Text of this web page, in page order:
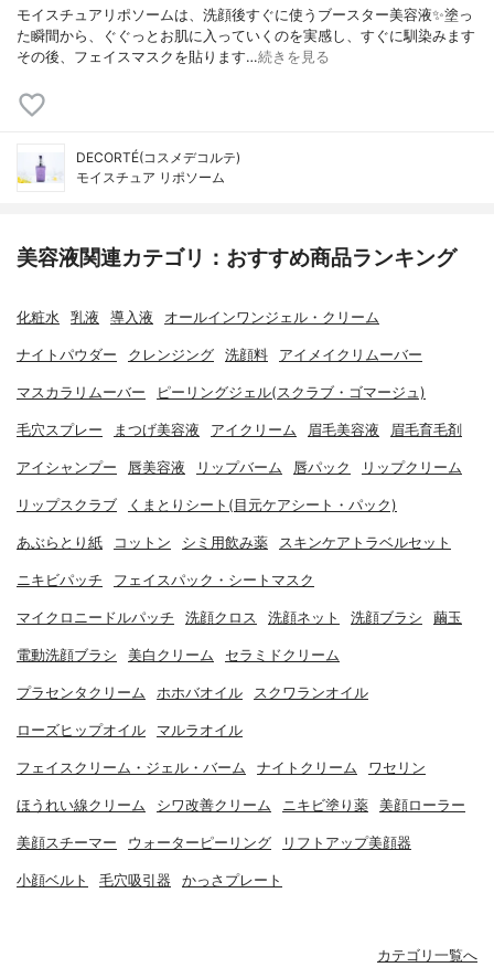
モイスチュアリポソームは、洗顔後すぐに使うブースター美容液✨塗っ
た瞬間から、ぐぐっとお肌に入っていくのを実感し、すぐに馴染みます
その後、フェイスマスクを貼ります…続きを見る
DECORTÉ(コスメデコルテ)
モイスチュア リポソーム
美容液関連カテゴリ：おすすめ商品ランキング
化粧水 乳液 導入液 オールインワンジェル・クリーム
ナイトパウダー クレンジング 洗顔料 アイメイクリムーバー
マスカラリムーバー ピーリングジェル(スクラブ・ゴマージュ)
毛穴スプレー まつげ美容液 アイクリーム 眉毛美容液 眉毛育毛剤
アイシャンプー 唇美容液 リップバーム 唇パック リップクリーム
リップスクラブ くまとりシート(目元ケアシート・パック)
あぶらとり紙 コットン シミ用飲み薬 スキンケアトラベルセット
ニキビパッチ フェイスパック・シートマスク
マイクロニードルパッチ 洗顔クロス 洗顔ネット 洗顔ブラシ 繭玉
電動洗顔ブラシ 美白クリーム セラミドクリーム
プラセンタクリーム ホホバオイル スクワランオイル
ローズヒップオイル マルラオイル
フェイスクリーム・ジェル・バーム ナイトクリーム ワセリン
ほうれい線クリーム シワ改善クリーム ニキビ塗り薬 美顔ローラー
美顔スチーマー ウォーターピーリング リフトアップ美顔器
小顔ベルト 毛穴吸引器 かっさプレート
カテゴリ一覧へ